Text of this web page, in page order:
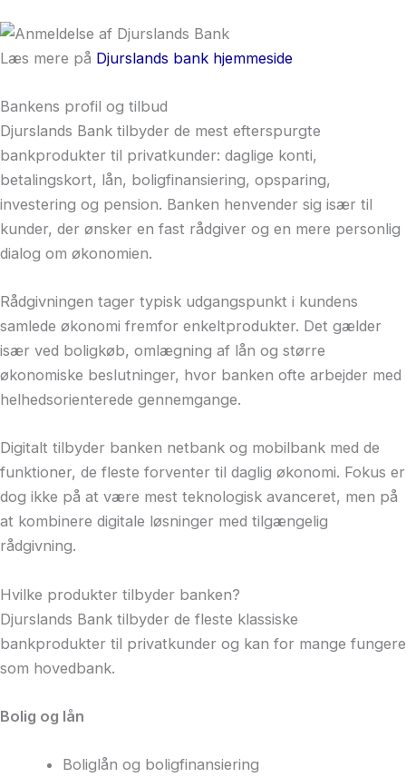
Læs mere på Djurslands bank hjemmeside
Bankens profil og tilbud
Djurslands Bank tilbyder de mest efterspurgte
bankprodukter til privatkunder: daglige konti,
betalingskort, lån, boligfinansiering, opsparing,
investering og pension. Banken henvender sig især til
kunder, der ønsker en fast rådgiver og en mere personlig
dialog om økonomien.
Rådgivningen tager typisk udgangspunkt i kundens
samlede økonomi fremfor enkeltprodukter. Det gælder
især ved boligkøb, omlægning af lån og større
økonomiske beslutninger, hvor banken ofte arbejder med
helhedsorienterede gennemgange.
Digitalt tilbyder banken netbank og mobilbank med de
funktioner, de fleste forventer til daglig økonomi. Fokus er
dog ikke på at være mest teknologisk avanceret, men på
at kombinere digitale løsninger med tilgængelig
rådgivning.
Hvilke produkter tilbyder banken?
Djurslands Bank tilbyder de fleste klassiske
bankprodukter til privatkunder og kan for mange fungere
som hovedbank.
Bolig og lån
Boliglån og boligfinansiering